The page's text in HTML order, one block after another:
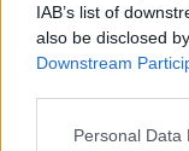
IAB’s list of
also be disclosed
Downstream
Personal Data